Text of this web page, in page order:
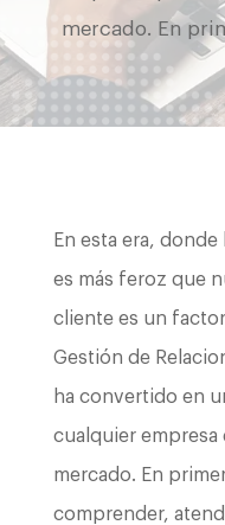
mercado. En
En esta era,
es más feroz que
cliente es un
Gestión de
ha convertido en
cualquier empresa
mercado. En
comprender,